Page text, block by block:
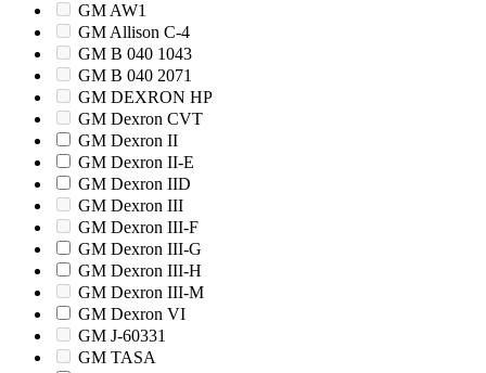
GM AW1
GM Allison C-4
GM B 040 1043
GM B 040 2071
GM DEXRON HP
GM Dexron CVT
GM Dexron II
GM Dexron II-E
GM Dexron IID
GM Dexron III
GM Dexron III-F
GM Dexron III-G
GM Dexron III-H
GM Dexron III-M
GM Dexron VI
GM J-60331
GM TASA